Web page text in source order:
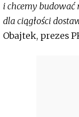
i chcemy
dla ciągłości
Obajtek, prezes